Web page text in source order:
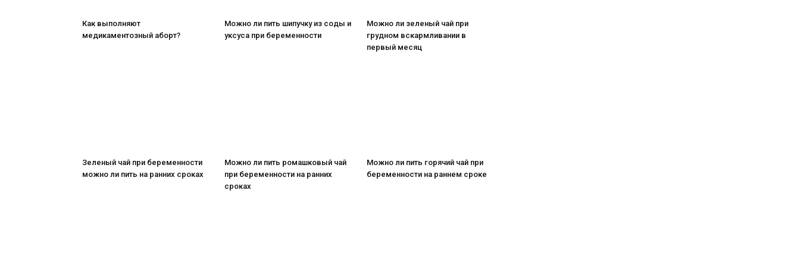
Как выполняют
медикаментозный аборт?
Можно ли пить шипучку из соды и
уксуса при беременности
Можно ли зеленый чай при
грудном вскармливании в
первый месяц
Зеленый чай при беременности
можно ли пить на ранних сроках
Можно ли пить ромашковый чай
при беременности на ранних
сроках
Можно ли пить горячий чай при
беременности на раннем сроке